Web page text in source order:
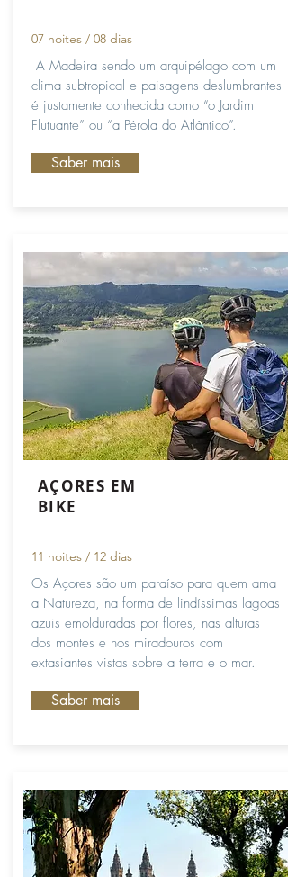
07 noites / 08 dias
A Madeira sendo um arquipélago com um
clima subtropical e paisagens deslumbrantes
é justamente conhecida como “o Jardim
Flutuante” ou “a Pérola do Atlântico”.
Saber mais
AÇORES EM
BIKE
11 noites / 12 dias
Os Açores são um paraíso para quem ama
a Natureza, na forma de lindíssimas lagoas
azuis emolduradas por flores, nas alturas
dos montes e nos miradouros com
extasiantes vistas sobre a terra e o mar.
Saber mais